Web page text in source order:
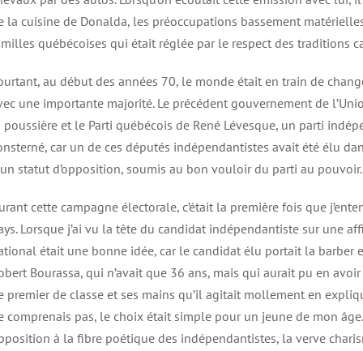
la cuisine de Donalda, les préoccupations bassement
québécoises qui était réglée par le respect des traditions
au début des années 70, le monde était en train de
une importante majorité. Le précédent gouvernement de
poussière et le Parti québécois de René Lévesque, un parti
car un de ces députés indépendantistes avait été élu
statut d’opposition, soumis au bon vouloir du parti au pouvoir.
cette campagne électorale, c’était la première fois que
Lorsque j’ai vu la tête du candidat indépendantiste sur une
était une bonne idée, car le candidat élu portait la barber
Bourassa, qui n’avait que 36 ans, mais qui aurait pu en
premier de classe et ses mains qu’il agitait mollement en
comprenais pas, le choix était simple pour un jeune de mon
à la fibre poétique des indépendantistes, la verve